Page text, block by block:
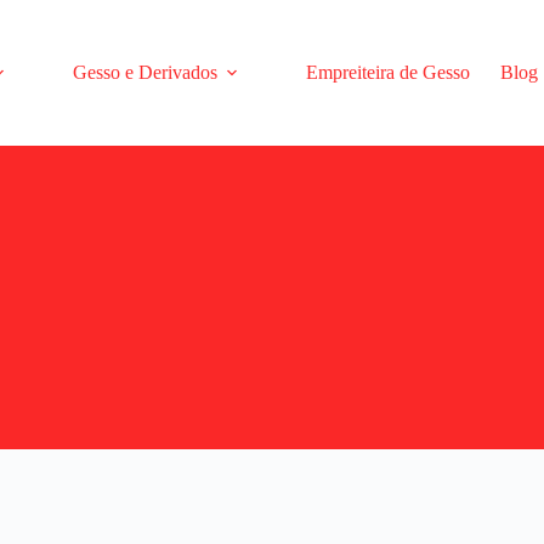
Gesso e Derivados Empreiteira de Gesso Blog